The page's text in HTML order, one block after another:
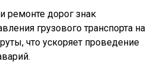
ремонте дорог знак
грузового транспорта на
что ускоряет проведение